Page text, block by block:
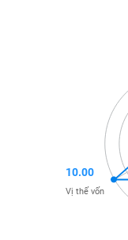
10.00
Vị thế vốn